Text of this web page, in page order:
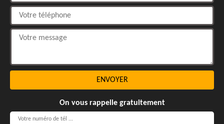
On vous rappelle gratuitement